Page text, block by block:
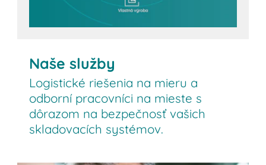
Naše služby
Logistické riešenia na mieru a
odborní pracovníci na mieste s
dôrazom na bezpečnosť vašich
skladovacích systémov.